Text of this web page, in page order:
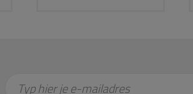
Typ hier je e-mailadres